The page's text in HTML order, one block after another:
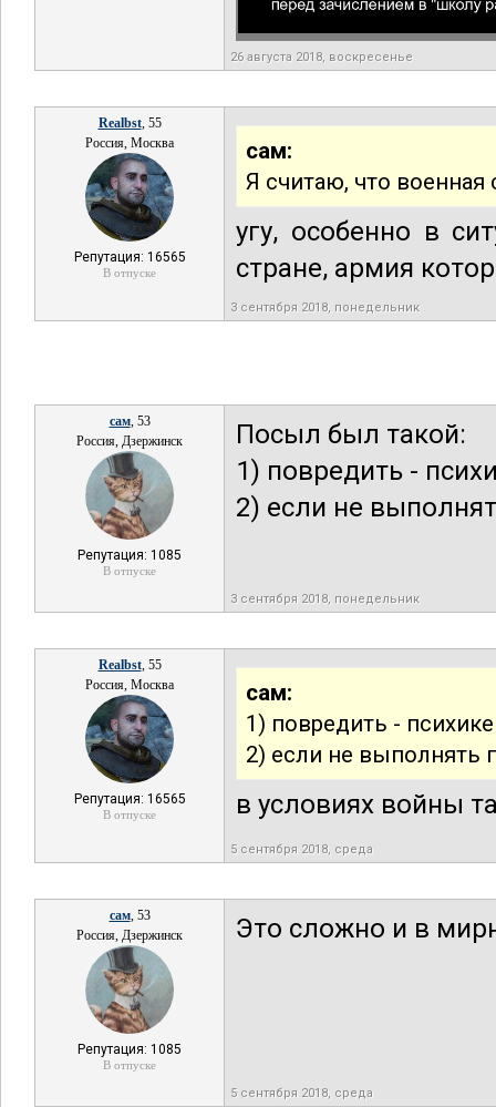
26 августа 2018, воскресенье
Realbst, 55
Россия, Москва
Репутация: 16565
В отпуске
сам:
Я считаю, что
угу, особенно в
стране, армия
3 сентября 2018, понедельник
сам, 53
Россия, Дзержинск
Репутация: 1085
В отпуске
Посыл был такой:
1) повредить -
2) если не
3 сентября 2018, понедельник
Realbst, 55
Россия, Москва
Репутация: 16565
В отпуске
сам:
1) повредить - психике
2) если не выполнять
в условиях войны
5 сентября 2018, среда
сам, 53
Россия, Дзержинск
Репутация: 1085
В отпуске
Это сложно и в
5 сентября 2018, среда